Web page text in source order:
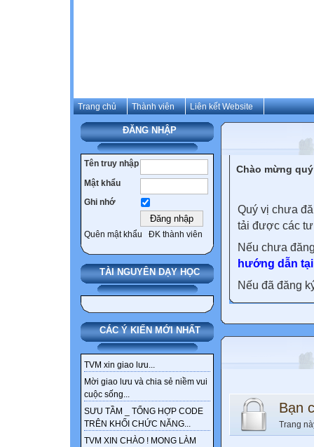
Trang chủ Thành viên Liên kết Website
ĐĂNG NHẬP
Tên truy nhập
Mật khẩu
Ghi nhớ
Quên mật khẩu ĐK thành viên
TÀI NGUYÊN DẠY HỌC
CÁC Ý KIẾN MỚI NHẤT
TVM xin giao lưu...
Mời giao lưu và chia sẻ niềm vui
cuộc sống...
SƯU TẦM _ TỔNG HỢP CODE
TRÊN KHỐI CHỨC NĂNG...
TVM XIN CHÀO ! MONG LÀM
Chào mừng
Quý vị chưa
tải được các
Nếu chưa
hướng dẫn
Nếu đã đăng
Bạn
Trang